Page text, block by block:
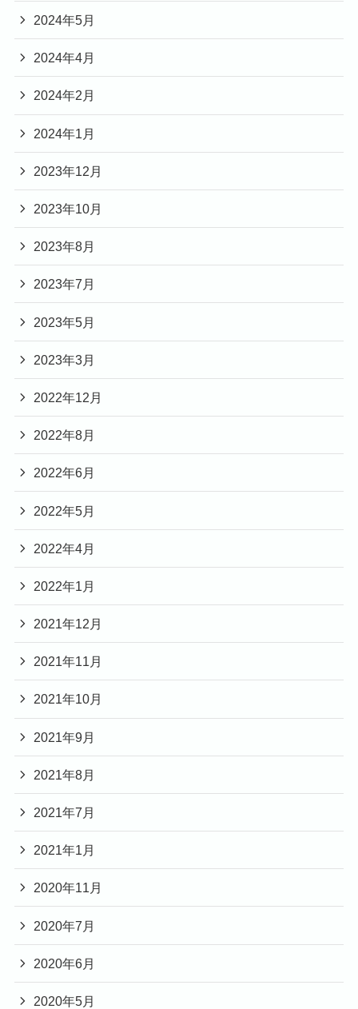
2024年5月
2024年4月
2024年2月
2024年1月
2023年12月
2023年10月
2023年8月
2023年7月
2023年5月
2023年3月
2022年12月
2022年8月
2022年6月
2022年5月
2022年4月
2022年1月
2021年12月
2021年11月
2021年10月
2021年9月
2021年8月
2021年7月
2021年1月
2020年11月
2020年7月
2020年6月
2020年5月